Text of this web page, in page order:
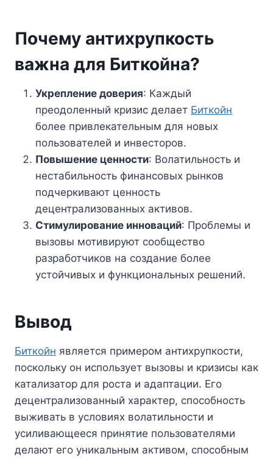
Почему антихрупкость
важна для Биткойна?
Укрепление доверия: Каждый
преодоленный кризис делает Биткойн
более привлекательным для новых
пользователей и инвесторов.
Повышение ценности: Волатильность и
нестабильность финансовых рынков
подчеркивают ценность
децентрализованных активов.
Стимулирование инноваций: Проблемы и
вызовы мотивируют сообщество
разработчиков на создание более
устойчивых и функциональных решений.
Вывод
Биткойн является примером антихрупкости,
поскольку он использует вызовы и кризисы как
катализатор для роста и адаптации. Его
децентрализованный характер, способность
выживать в условиях волатильности и
усиливающееся принятие пользователями
делают его уникальным активом, способным